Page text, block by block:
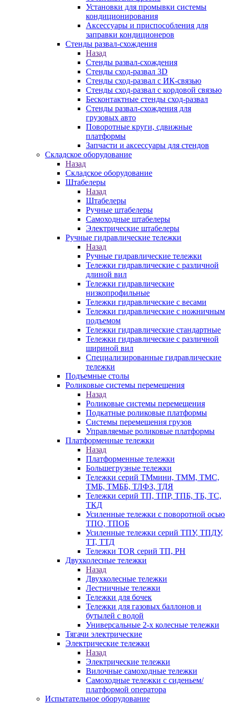
Установки для промывки системы
кондиционирования
Аксессуары и приспособления для
заправки кондиционеров
Стенды развал-схождения
Назад
Стенды развал-схождения
Стенды сход-развал 3D
Стенды сход-развал с ИК-связью
Стенды сход-развал с кордовой связью
Бесконтактные стенды сход-развал
Стенды развал-схождения для
грузовых авто
Поворотные круги, сдвижные
платформы
Запчасти и аксессуары для стендов
Складское оборудование
Назад
Складское оборудование
Штабелеры
Назад
Штабелеры
Ручные штабелеры
Самоходные штабелеры
Электрические штабелеры
Ручные гидравлические тележки
Назад
Ручные гидравлические тележки
Тележки гидравлические с различной
длиной вил
Тележки гидравлические
низкопрофильные
Тележки гидравлические с весами
Тележки гидравлические с ножничным
подъемом
Тележки гидравлические стандартные
Тележки гидравлические с различной
шириной вил
Специализированные гидравлические
тележки
Подъемные столы
Роликовые системы перемещения
Назад
Роликовые системы перемещения
Подкатные роликовые платформы
Системы перемещения грузов
Управляемые роликовые платформы
Платформенные тележки
Назад
Платформенные тележки
Большегрузные тележки
Тележки серий ТМмини, ТММ, ТМС,
ТМБ, ТМББ, ТЛФЗ, ТДЯ
Тележки серий ТП, ТПР, ТПБ, ТБ, ТС,
ТКД
Усиленные тележки с поворотной осью
ТПО, ТПОБ
Усиленные тележки серий ТПУ, ТПДУ,
ТТ, ТТД
Тележки TOR серий ТП, PH
Двухколесные тележки
Назад
Двухколесные тележки
Лестничные тележки
Тележки для бочек
Тележки для газовых баллонов и
бутылей с водой
Универсальные 2-х колесные тележки
Тягачи электрические
Электрические тележки
Назад
Электрические тележки
Вилочные самоходные тележки
Самоходные тележки с сиденьем/
платформой оператора
Испытательное оборудование